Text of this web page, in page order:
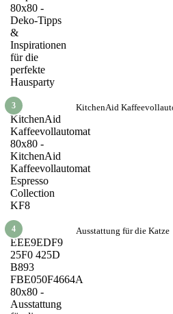
3 KitchenAid
4 Ausstattung für die Katze